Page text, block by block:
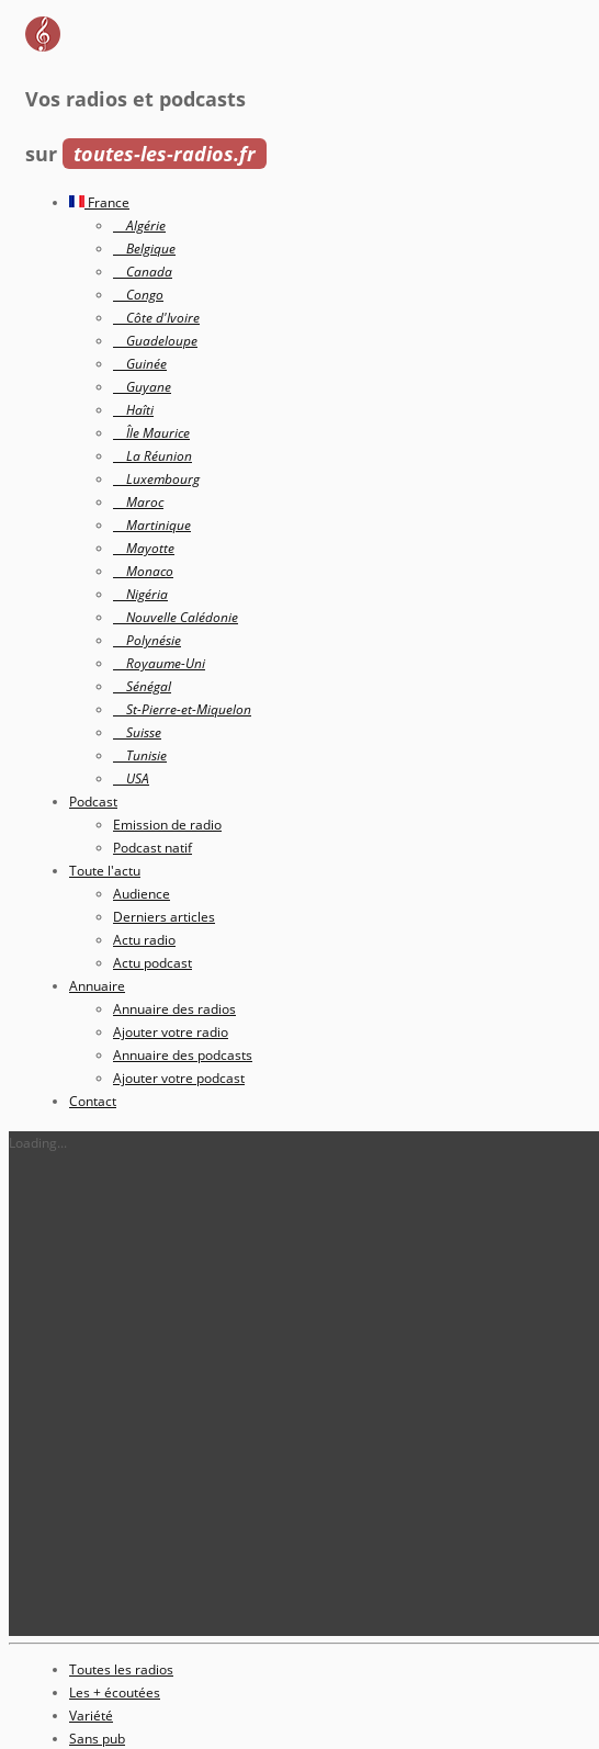
Vos radios et podcasts
sur toutes-les-radios.fr
France
Algérie
Belgique
Canada
Congo
Côte d'Ivoire
Guadeloupe
Guinée
Guyane
Haîti
Île Maurice
La Réunion
Luxembourg
Maroc
Martinique
Mayotte
Monaco
Nigéria
Nouvelle Calédonie
Polynésie
Royaume-Uni
Sénégal
St-Pierre-et-Miquelon
Suisse
Tunisie
USA
Podcast
Emission de radio
Podcast natif
Toute l'actu
Audience
Derniers articles
Actu radio
Actu podcast
Annuaire
Annuaire des radios
Ajouter votre radio
Annuaire des podcasts
Ajouter votre podcast
Contact
Loading...
Toutes les radios
Les + écoutées
Variété
Sans pub